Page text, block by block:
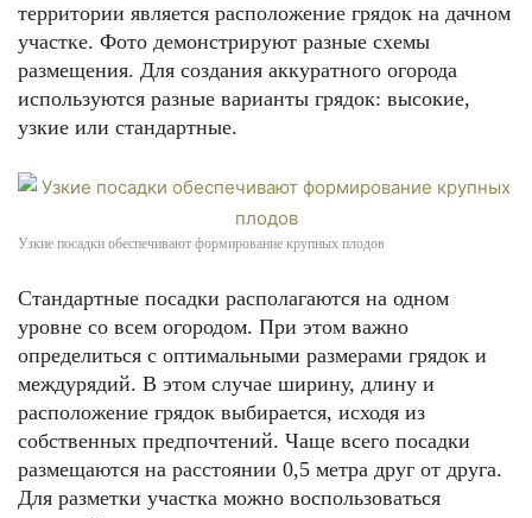
территории является расположение грядок на дачном
участке. Фото демонстрируют разные схемы
размещения. Для создания аккуратного огорода
используются разные варианты грядок: высокие,
узкие или стандартные.
Узкие посадки обеспечивают формирование крупных плодов
Стандартные посадки располагаются на одном
уровне со всем огородом. При этом важно
определиться с оптимальными размерами грядок и
междурядий. В этом случае ширину, длину и
расположение грядок выбирается, исходя из
собственных предпочтений. Чаще всего посадки
размещаются на расстоянии 0,5 метра друг от друга.
Для разметки участка можно воспользоваться